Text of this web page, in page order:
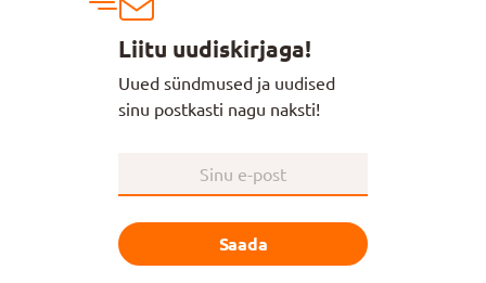
Liitu uudiskirjaga!
Uued sündmused ja uudised
sinu postkasti nagu naksti!
Saada